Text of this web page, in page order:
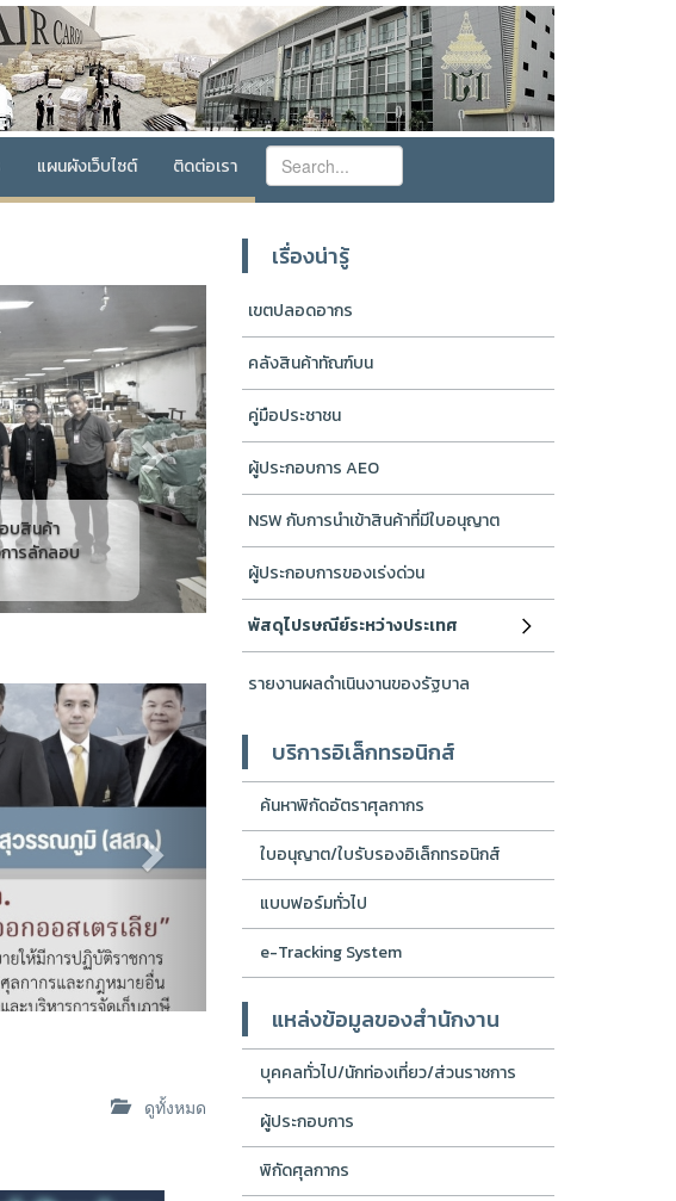
แผนผังเว็บไซต์ ติดต่อเรา
นค้า
ลักลอบ
สสภ. ให้การต้อนรับคณะดูงานจากโรงเรียนรักษาความปล
ศูนย์รักษาความปลอดภัย กองบัญชาการกองทัพไทย...
Next
ดูทั้งหมด
เรื่องน่ารู้
เขตปลอดอากร
คลังสินค้าทัณฑ์บน
คู่มือประชาชน
ผู้ประกอบการ AEO
NSW กับการนำเข้าสินค้าที่มีใบอนุญาต
ผู้ประกอบการของเร่งด่วน
พัสดุไปรษณีย์ระหว่างประเทศ
รายงานผลดำเนินงานของรัฐบาล
บริการอิเล็กทรอนิกส์
ค้นหาพิกัดอัตราศุลกากร
ใบอนุญาต/ใบรับรองอิเล็กทรอนิกส์
แบบฟอร์มทั่วไป
e-Tracking System
แหล่งข้อมูลของสำนักงาน
บุคคลทั่วไป/นักท่องเที่ยว/ส่วนราชการ
ผู้ประกอบการ
พิกัดศุลกากร